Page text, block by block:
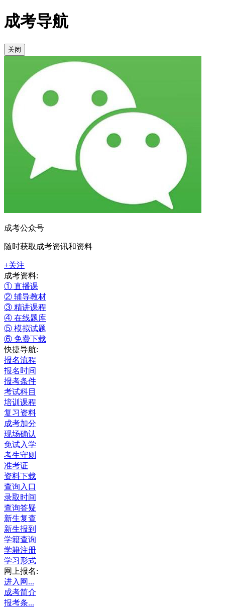
成考导航
关闭
成考公众号
随时获取成考资讯和资料
+关注
成考资料:
① 直播课
② 辅导教材
③ 精讲课程
④ 在线题库
⑤ 模拟试题
⑥ 免费下载
快捷导航:
报名流程
报名时间
报考条件
考试科目
培训课程
复习资料
成考加分
现场确认
免试入学
考生守则
准考证
资料下载
查询入口
录取时间
查询答疑
新生复查
新生报到
学籍查询
学籍注册
学习形式
网上报名:
进入网...
成考简介
报考条...